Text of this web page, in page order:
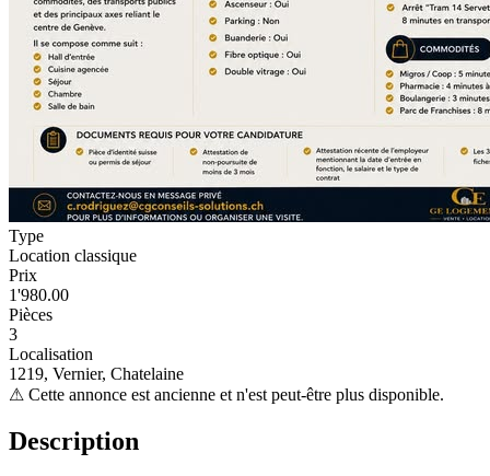
Type
Location classique
Prix
1'980.00
Pièces
3
Localisation
1219, Vernier, Chatelaine
⚠ Cette annonce est ancienne et n'est peut-être plus disponible.
Description